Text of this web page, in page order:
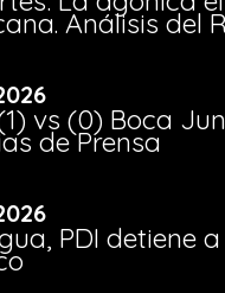
Análisis del
vs (0) Boca
de Prensa
PDI detiene